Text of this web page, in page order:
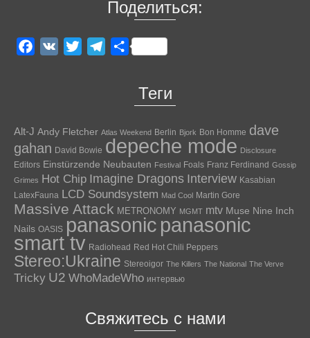
Поделиться:
Facebook
VK Twitter TelegramОтправить
Теги
Alt-J Andy Fletcher Atlas Weekend Berlin Bjork Bon Homme dave
gahan David Bowie depeche mode Disclosure
Editors Einstürzende Neubauten Festival Foals Franz Ferdinand Gossip
Grimes Hot Chip Imagine Dragons Interview Kasabian
LatexFauna LCD Soundsystem Mad Cool Martin Gore
Massive Attack METRONOMY MGMT mtv Muse Nine Inch
Nails OASIS panasonic panasonic
smart tv Radiohead Red Hot Chili Peppers
Stereo:Ukraine Stereoigor The Killers The National The Verve
Tricky U2 WhoMadeWho интервью
Свяжитесь с нами